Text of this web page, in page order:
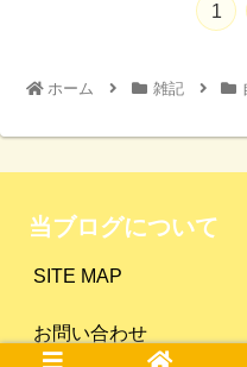
1
ホーム 雑記
当ブログについて
SITE MAP
お問い合わせ